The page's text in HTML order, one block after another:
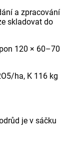
a zpracování
skladovat do
120 × 60–70
ha, K 116 kg
je v sáčku